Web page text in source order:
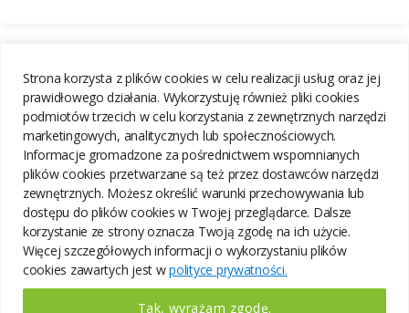
Strona korzysta z plików cookies w celu realizacji usług oraz jej
prawidłowego działania. Wykorzystuję również pliki cookies
podmiotów trzecich w celu korzystania z zewnętrznych narzędzi
marketingowych, analitycznych lub społecznościowych.
Informacje gromadzone za pośrednictwem wspomnianych
plików cookies przetwarzane są też przez dostawców narzędzi
zewnętrznych. Możesz określić warunki przechowywania lub
dostępu do plików cookies w Twojej przeglądarce. Dalsze
korzystanie ze strony oznacza Twoją zgodę na ich użycie.
Więcej szczegółowych informacji o wykorzystaniu plików
cookies zawartych jest wpolityce prywatności.
Tak, wyrażam zgodę.